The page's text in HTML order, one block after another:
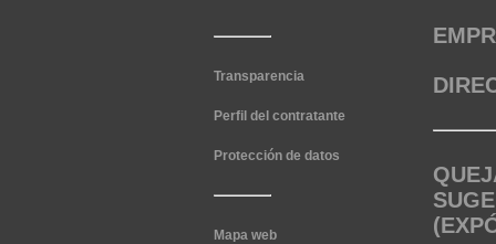
Transparencia
Perfil del contratante
Protección de datos
Mapa web